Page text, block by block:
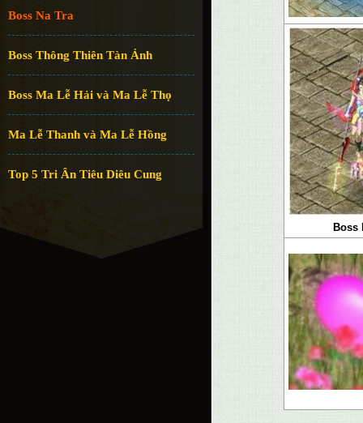
Boss Na Tra
Boss Thông Thiên Tàn Ảnh
Boss Ma Lễ Hải và Ma Lễ Thọ
Ma Lễ Thanh và Ma Lễ Hồng
Top 5 Tri Ân Tiêu Diêu Cung
Boss